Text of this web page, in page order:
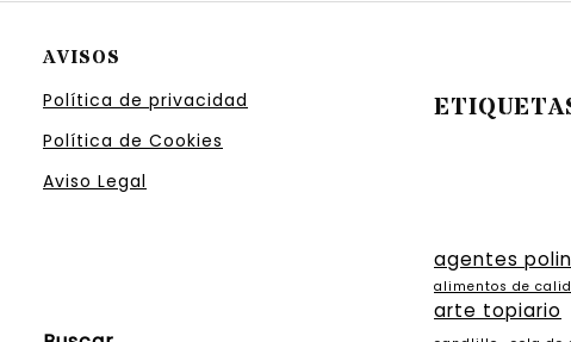
AVISOS
Política de privacidad
Política de Cookies
Aviso Legal
agentes
alimentos de
arte topiario